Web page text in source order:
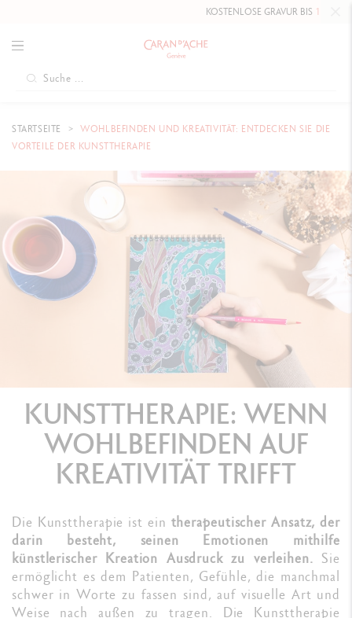
KOSTENLOSE GRAVUR BIS10. MAI 2026
STARTSEITE
WOHLBEFINDEN UND KREATIVITÄT: ENTDECKEN SIE DIE
VORTEILE DER KUNSTTHERAPIE
KUNSTTHERAPIE: WENN
WOHLBEFINDEN AUF
KREATIVITÄT TRIFFT
Die Kunsttherapie ist ein therapeutischer Ansatz, der
darin besteht, seinen Emotionen mithilfe
künstlerischer Kreation Ausdruck zu verleihen. Sie
ermöglicht es dem Patienten, Gefühle, die manchmal
schwer in Worte zu fassen sind, auf visuelle Art und
Weise nach außen zu tragen. Die Kunsttherapie